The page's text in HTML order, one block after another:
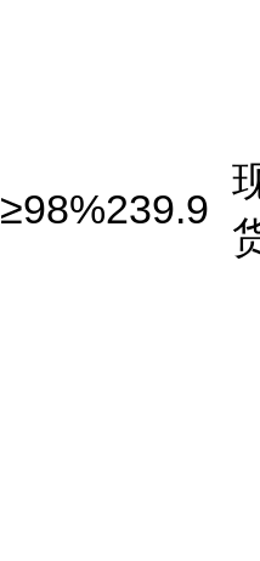
≥98%239.9